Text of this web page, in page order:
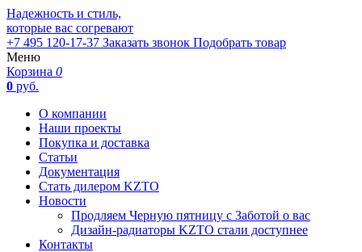
Надежность и стиль,
которые вас согревают
+7 495 120-17-37 Заказать звонок Подобрать товар
Меню
Корзина 0
0 руб.
О компании
Наши проекты
Покупка и доставка
Статьи
Документация
Стать дилером KZTO
Новости
Продляем Черную пятницу с Заботой о вас
Дизайн-радиаторы KZTO стали доступнее
Контакты